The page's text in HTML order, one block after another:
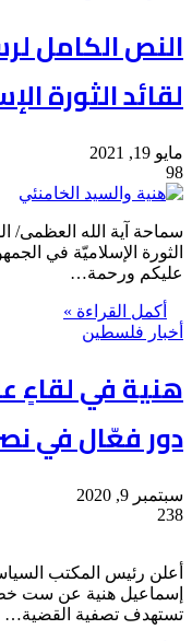
النص الكامل
لقائد الثورة
مايو 19, 2021
98
سماحة آية الله العظمى/
الثورة الإسلاميّة في
عليكم ورحمة…
أكمل القراءة »
أخبار فلسطين
هنية في لقاءٍ
دور فعّال في
سبتمبر 9, 2020
238
أعلن رئيس المكتب
إسماعيل هنية عن ست
تستهدف تصفية القضية…